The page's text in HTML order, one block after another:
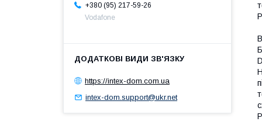
+380 (95) 217-59-26
Vodafone
https://intex-dom.com.ua
intex-dom.support@ukr.net